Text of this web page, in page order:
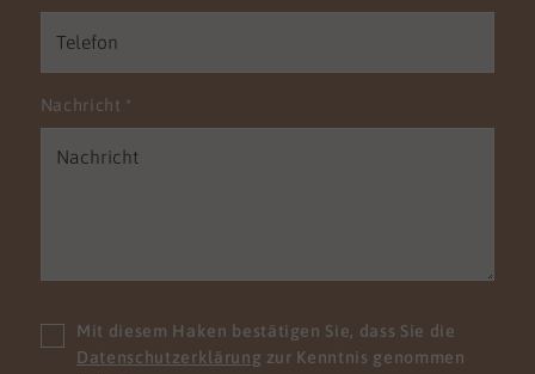
Nachricht *
Mit diesem Haken bestätigen Sie, dass Sie die
Datenschutzerklärung zur Kenntnis genommen